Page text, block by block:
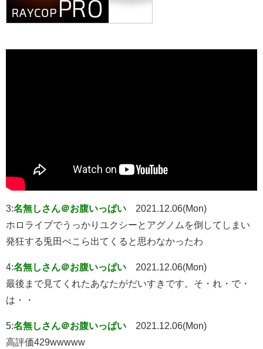
3:名無しさん＠お腹いっぱい
2021.12.06(Mon)
ホロライブでうっかりユクシーとアグノムを倒してしまい
発狂する兎田ぺこら出てくると思わなかったわ
4:名無しさん＠お腹いっぱい
2021.12.06(Mon)
最後まで見てくれたあなたがだいすきです。そ・れ・で・
は・・
5:名無しさん＠お腹いっぱい
2021.12.06(Mon)
高評価429wwwww